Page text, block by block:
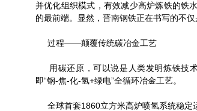
并优化组织模式，有效减少高炉炼铁的铁
的最前端。显然，晋南钢铁正在书写的不
过程——颠覆传统碳冶金工艺
用碳还原，可以说是人类发明炼铁技术
即“钢-焦-化-氢+绿电”全循环冶金工艺。
全球首套1860立方米高炉喷氢系统稳定